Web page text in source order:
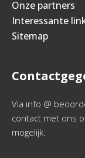
Onze partners
Interessante
Sitemap
Via info @
contact met ons
mogelijk.